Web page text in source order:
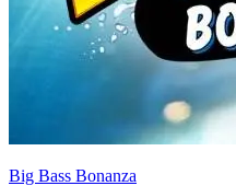
Big Bass Bonanza